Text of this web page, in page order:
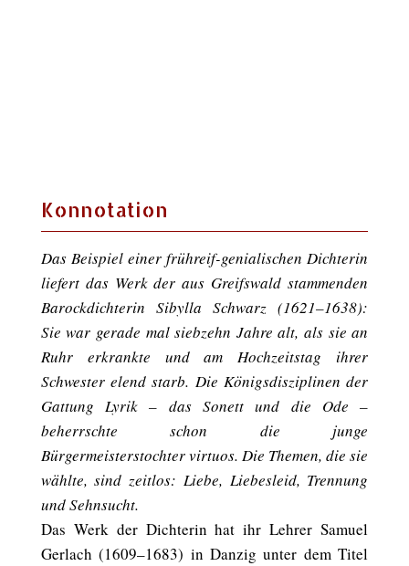
Konnotation
Das Beispiel einer frühreif-genialischen Dichterin
liefert das Werk der aus Greifswald stammenden
Barockdichterin Sibylla Schwarz (1621–1638):
Sie war gerade mal siebzehn Jahre alt, als sie an
Ruhr erkrankte und am Hochzeitstag ihrer
Schwester elend starb. Die Königsdisziplinen der
Gattung Lyrik – das Sonett und die Ode –
beherrschte schon die junge
Bürgermeisterstochter virtuos. Die Themen, die sie
wählte, sind zeitlos: Liebe, Liebesleid, Trennung
und Sehnsucht.
Das Werk der Dichterin hat ihr Lehrer Samuel
Gerlach (1609–1683) in Danzig unter dem Titel